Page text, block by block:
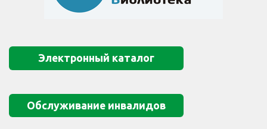
Электронный каталог
Обслуживание инвалидов